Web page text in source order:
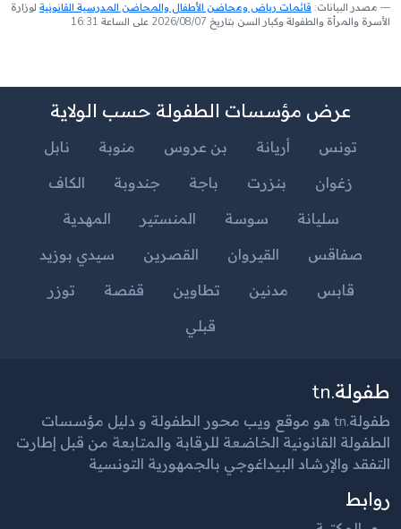
مصدر البيانات: قائمات رياض ومحاضن الأطفال والمحاضن المدرسية القانونية لوزارة
الأسرة والمرأة والطفولة وكبار السن بتاريخ 2026/08/07 على الساعة 16:31
عرض مؤسسات الطفولة حسب الولاية
تونس أريانة بن عروس منوبة
نابل
زغوان
بنزرت باجة جندوبة
الكاف
سليانة
سوسة المنستير
المهدية
صفاقس
القيروان القصرين
سيدي بوزيد
قابس
مدنين تطاوين قفصة
توزر
قبلي
طفولة.tn
طفولة.tn هو موقع ويب محور الطفولة و دليل مؤسسات
الطفولة القانونية الخاضعة للرقابة والمتابعة من قبل إطارت
التفقد والإرشاد البيداغوجي بالجمهورية التونسية
روابط